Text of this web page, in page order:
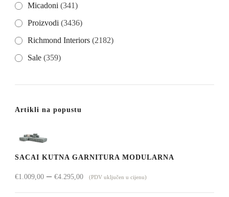
Micadoni (341)
Proizvodi (3436)
Richmond Interiors (2182)
Sale (359)
Artikli na popustu
SACAI KUTNA GARNITURA MODULARNA
€1.009,00 – €4.295,00Raspon
cijena:
(PDV uključen u cijenu)